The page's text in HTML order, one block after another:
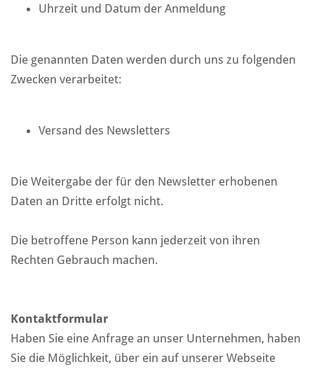
Uhrzeit und Datum der Anmeldung
Die genannten Daten werden durch uns zu folgenden
Zwecken verarbeitet:
Versand des Newsletters
Die Weitergabe der für den Newsletter erhobenen
Daten an Dritte erfolgt nicht.
Die betroffene Person kann jederzeit von ihren
Rechten Gebrauch machen.
Kontaktformular
Haben Sie eine Anfrage an unser Unternehmen, haben
Sie die Möglichkeit, über ein auf unserer Webseite